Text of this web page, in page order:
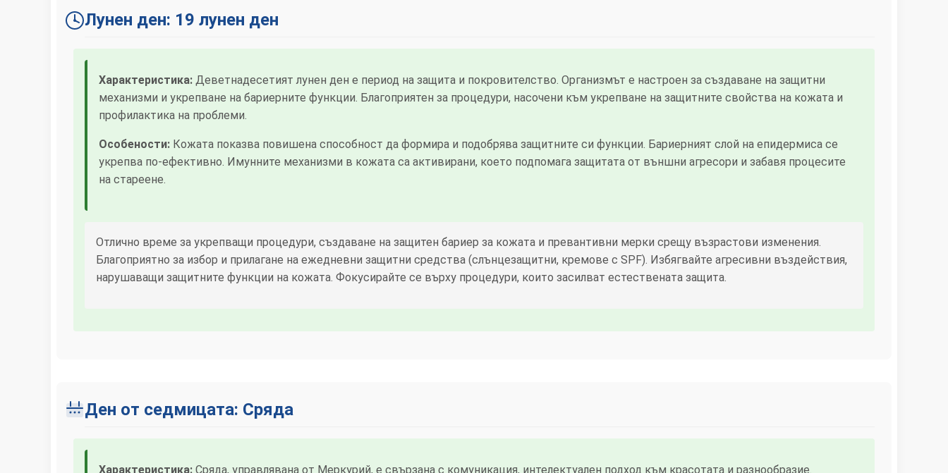
Лунен ден: 19 лунен ден
Характеристика: Деветнадесетият лунен ден е период на защита и покровителство. Организмът е настроен за създаване на защитни
механизми и укрепване на бариерните функции. Благоприятен за процедури, насочени към укрепване на защитните свойства на кожата и
профилактика на проблеми.
Особености: Кожата показва повишена способност да формира и подобрява защитните си функции. Бариерният слой на епидермиса се
укрепва по-ефективно. Имунните механизми в кожата са активирани, което подпомага защитата от външни агресори и забавя процесите
на стареене.
Отлично време за укрепващи процедури, създаване на защитен бариер за кожата и превантивни мерки срещу възрастови изменения.
Благоприятно за избор и прилагане на ежедневни защитни средства (слънцезащитни, кремове с SPF). Избягвайте агресивни въздействия,
нарушаващи защитните функции на кожата. Фокусирайте се върху процедури, които засилват естествената защита.
Ден от седмицата: Сряда
Характеристика: Сряда, управлявана от Меркурий, е свързана с комуникация, интелектуален подход към красотата и разнообразие.